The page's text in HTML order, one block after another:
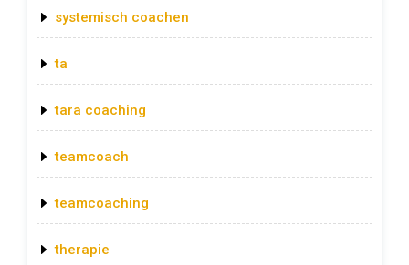
systemisch coachen
ta
tara coaching
teamcoach
teamcoaching
therapie